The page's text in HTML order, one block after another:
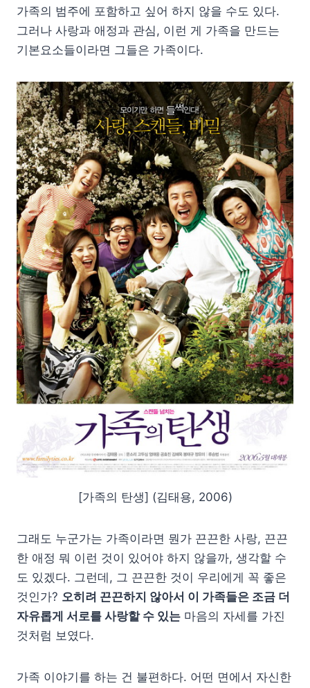
가족의 범주에 포함하고 싶어 하지 않을 수도 있다.
그러나 사랑과 애정과 관심, 이런 게 가족을 만드는
기본요소들이라면 그들은 가족이다.
[가족의 탄생] (김태용, 2006)
그래도 누군가는 가족이라면 뭔가 끈끈한 사랑, 끈끈
한 애정 뭐 이런 것이 있어야 하지 않을까, 생각할 수
도 있겠다. 그런데, 그 끈끈한 것이 우리에게 꼭 좋은
것인가? 오히려 끈끈하지 않아서 이 가족들은 조금 더
자유롭게 서로를 사랑할 수 있는 마음의 자세를 가진
것처럼 보였다.
가족 이야기를 하는 건 불편하다. 어떤 면에서 자신한